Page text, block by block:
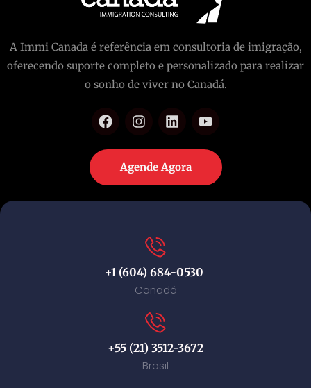
A Immi Canada é referência em consultoria de imigração,
oferecendo suporte completo e personalizado para realizar
o sonho de viver no Canadá.
Agende Agora
+1 (604) 684-0530
Canadá
+55 (21) 3512-3672
Brasil